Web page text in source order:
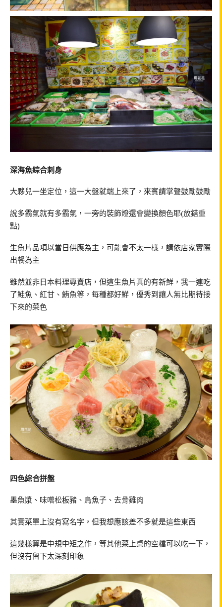
深海魚綜合刺身
大夥兒一坐定位，這一大盤就端上來了，來賓請掌聲鼓勵鼓勵
說多霸氣就有多霸氣，一旁的裝飾燈還會變換顏色耶(放錯重
點)
生魚片品項以當日供應為主，可能會不太一樣，請依店家實際
出餐為主
雖然並非日本料理專賣店，但這生魚片真的有新鮮，我一連吃
了鮭魚、紅甘、鮪魚等，每種都好鮮，優秀到讓人無比期待接
下來的菜色
四色綜合拼盤
墨魚漿、味噌松板豬、烏魚子、去骨雞肉
其實菜單上沒有寫名字，但我想應該差不多就是這些東西
這幾樣算是中規中矩之作，等其他菜上桌的空檔可以吃一下，
但沒有留下太深刻印象